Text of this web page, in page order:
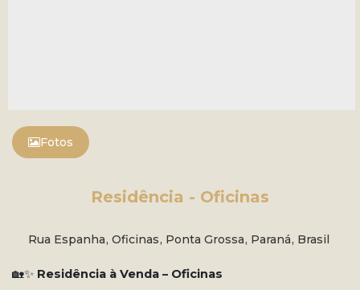
Fotos
Residência - Oficinas
Rua Espanha, Oficinas, Ponta Grossa, Paraná, Brasil
🏡✨ Residência à Venda – Oficinas